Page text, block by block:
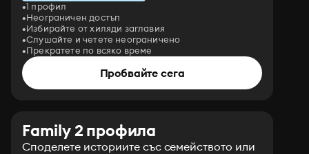
1 профил
Неограничен достъп
Избирайте от хиляди заглавия
Слушайте и четете неограничено
Прекратете по всяко време
Пробвайте сега
Family 2 профила
Споделете историите със семейството или